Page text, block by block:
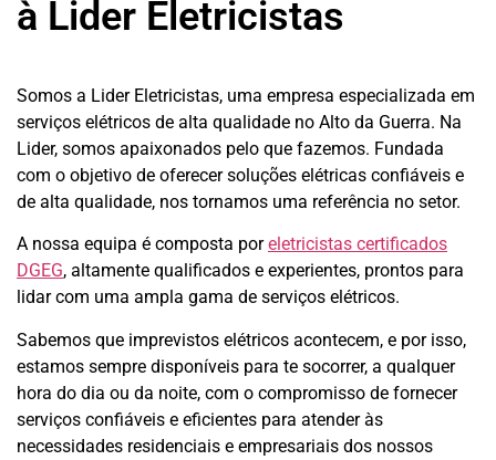
à Lider Eletricistas
Somos a Lider Eletricistas, uma empresa especializada em
serviços elétricos de alta qualidade no Alto da Guerra. Na
Lider, somos apaixonados pelo que fazemos. Fundada
com o objetivo de oferecer soluções elétricas confiáveis e
de alta qualidade, nos tornamos uma referência no setor.
A nossa equipa é composta poreletricistas certificados
DGEG, altamente qualificados e experientes, prontos para
lidar com uma ampla gama de serviços elétricos.
Sabemos que imprevistos elétricos acontecem, e por isso,
estamos sempre disponíveis para te socorrer, a qualquer
hora do dia ou da noite, com o compromisso de fornecer
serviços confiáveis e eficientes para atender às
necessidades residenciais e empresariais dos nossos